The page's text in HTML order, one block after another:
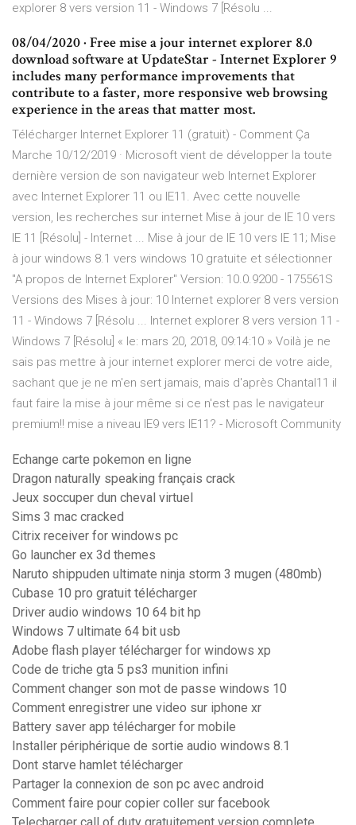
explorer 8 vers version 11 - Windows 7 [Résolu ...
08/04/2020 · Free mise a jour internet explorer 8.0
download software at UpdateStar - Internet Explorer 9
includes many performance improvements that
contribute to a faster, more responsive web browsing
experience in the areas that matter most.
Télécharger Internet Explorer 11 (gratuit) - Comment Ça
Marche 10/12/2019 · Microsoft vient de développer la toute
dernière version de son navigateur web Internet Explorer
avec Internet Explorer 11 ou IE11. Avec cette nouvelle
version, les recherches sur internet Mise à jour de IE 10 vers
IE 11 [Résolu] - Internet ... Mise à jour de IE 10 vers IE 11; Mise
à jour windows 8.1 vers windows 10 gratuite et sélectionner
"A propos de Internet Explorer" Version: 10.0.9200 - 175561S
Versions des Mises à jour: 10 Internet explorer 8 vers version
11 - Windows 7 [Résolu ... Internet explorer 8 vers version 11 -
Windows 7 [Résolu] « le: mars 20, 2018, 09:14:10 » Voilà je ne
sais pas mettre à jour internet explorer merci de votre aide,
sachant que je ne m'en sert jamais, mais d'après Chantal11 il
faut faire la mise à jour même si ce n'est pas le navigateur
premium!! mise a niveau IE9 vers IE11? - Microsoft Community
Echange carte pokemon en ligne
Dragon naturally speaking français crack
Jeux soccuper dun cheval virtuel
Sims 3 mac cracked
Citrix receiver for windows pc
Go launcher ex 3d themes
Naruto shippuden ultimate ninja storm 3 mugen (480mb)
Cubase 10 pro gratuit télécharger
Driver audio windows 10 64 bit hp
Windows 7 ultimate 64 bit usb
Adobe flash player télécharger for windows xp
Code de triche gta 5 ps3 munition infini
Comment changer son mot de passe windows 10
Comment enregistrer une video sur iphone xr
Battery saver app télécharger for mobile
Installer périphérique de sortie audio windows 8.1
Dont starve hamlet télécharger
Partager la connexion de son pc avec android
Comment faire pour copier coller sur facebook